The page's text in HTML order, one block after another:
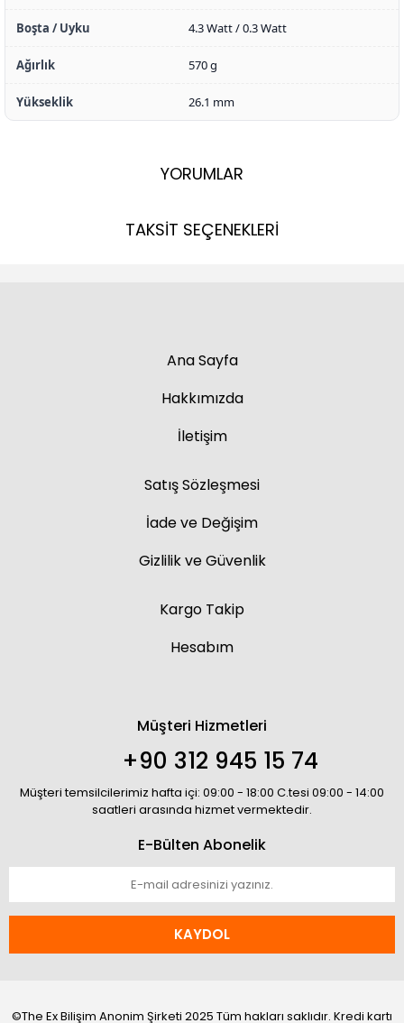
Boşta / Uyku 4.3 Watt / 0.3 Watt
Ağırlık 570 g
Yükseklik 26.1 mm
YORUMLAR
TAKSİT SEÇENEKLERİ
Ana Sayfa
Hakkımızda
İletişim
Satış Sözleşmesi
İade ve Değişim
Gizlilik ve Güvenlik
Kargo Takip
Hesabım
Müşteri Hizmetleri
+90 312 945 15 74
Müşteri temsilcilerimiz hafta içi: 09:00 - 18:00 C.tesi 09:00 - 14:00
saatleri arasında hizmet vermektedir.
E-Bülten Abonelik
KAYDOL
©The Ex Bilişim Anonim Şirketi 2025 Tüm hakları saklıdır. Kredi kartı